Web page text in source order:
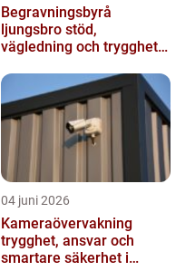
Begravningsbyrå
ljungsbro stöd,
vägledning och trygghet
04 juni 2026
Kameraövervakning
trygghet, ansvar och
smartare säkerhet i